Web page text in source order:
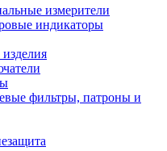
измерители
индикаторы
фильтры, патроны и